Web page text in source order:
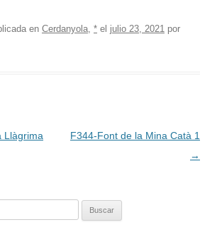
en Cerdanyola, * el julio 23, 2021 por
Llàgrima
F344-Font de la Mina Catà 1
→